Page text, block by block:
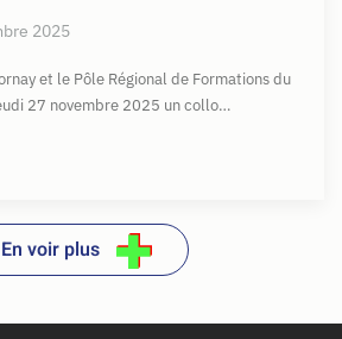
2025
et le Pôle Régional de Formations du
27 novembre 2025 un collo…
En voir plus